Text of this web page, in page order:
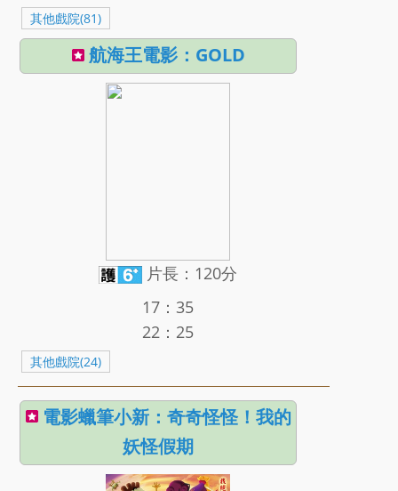
其他戲院(81)
航海王電影：GOLD
片長：120分
17：35
22：25
其他戲院(24)
電影蠟筆小新：奇奇怪怪！我的
妖怪假期